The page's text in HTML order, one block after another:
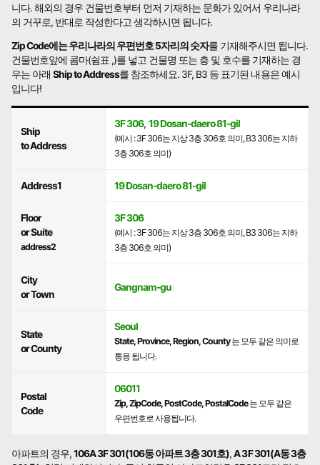
니다. 해외의 경우 건물번호부터 먼저 기재하는 문화가 있어서 우리나라
의 거꾸로, 반대로 작성한다고 생각하시면 됩니다.
Zip Code에는 우리나라의 우편번호 5자리의 숫자를 기재해주시면 됩니다.
건물번호앞에 콤마(쉼표 ,)를 넣고 건물명 또는 층 및 호수를 기재하는 경
우는 아래Ship to Address를 참조하세요. 3F, B3 등 표기된 내용은 예시
입니다!
Ship
to Address
3F 306, 19 Dosan-daero 81-gil
(예시 : 3F 306는 지상 3층 306호 의미, B3 306는 지하
3층 306호 의미)
Address1 19 Dosan-daero 81-gil
Floor
or Suite
address2
3F 306
(예시 : 3F 306는 지상 3층 306호 의미, B3 306는 지하
3층 306호 의미)
City
or Town
Gangnam-gu
State
or County
Seoul
State, Province, Region, County는 모두 같은 의미로
통용 됩니다.
Postal
Code
06011
Zip, ZipCode, PostCode, PostalCode는 모두 같은
우편번호로 사용됩니다.
아파트의 경우,106A 3F 301(106동 아파트 3층 301호),A 3F 301(A동 3층